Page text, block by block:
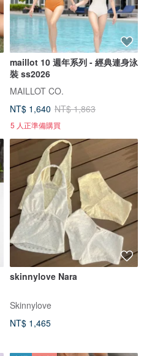
maillot 10 週年系列 - 經典連身泳
裝 ss2026
MAILLOT CO.
NT$ 1,640 NT$ 1,863
5 人正準備購買
skinnylove Nara
Skinnylove
NT$ 1,465